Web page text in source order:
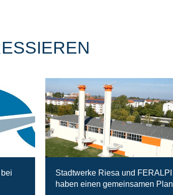
Stadtwerke Riesa und FERALPI
haben einen gemeinsamen Plan